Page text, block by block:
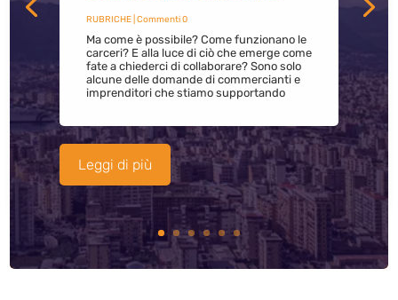
RUBRICHE| Commenti 0
Ma come è possibile? Come funzionano le
carceri? E alla luce di ciò che emerge come
fate a chiederci di collaborare? Sono solo
alcune delle domande di commercianti e
imprenditori che stiamo supportando
Leggi di più